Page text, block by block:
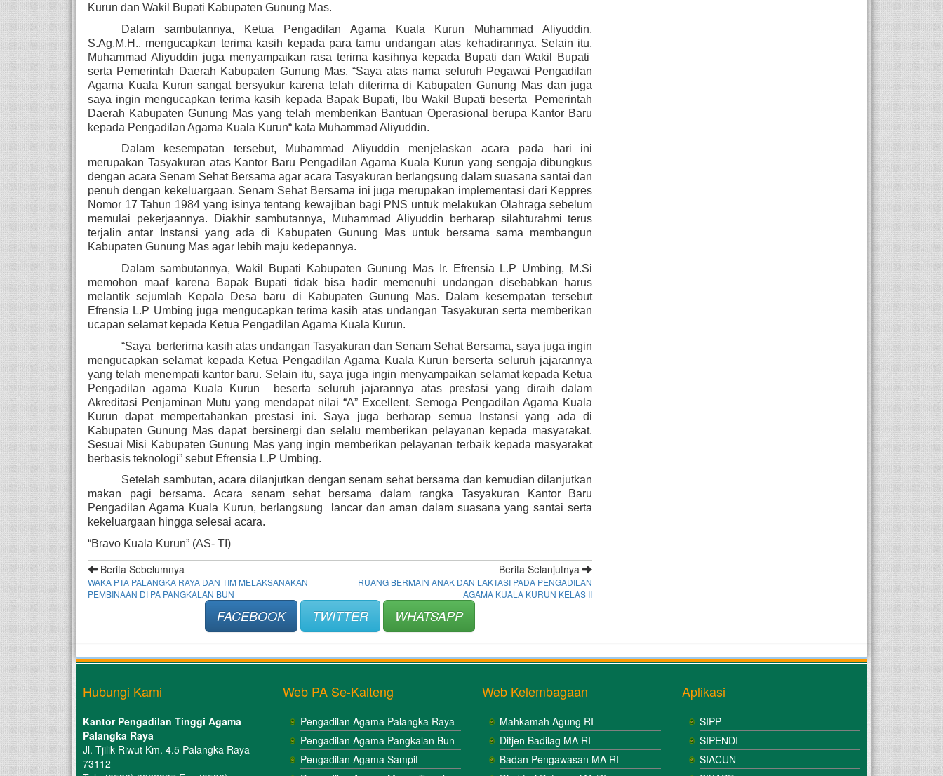
Kurun dan Wakil Bupati Kabupaten Gunung Mas.
Dalam sambutannya, Ketua Pengadilan Agama Kuala Kurun Muhammad Aliyuddin,
S.Ag,M.H., mengucapkan terima kasih kepada para tamu undangan atas kehadirannya. Selain itu,
Muhammad Aliyuddin juga menyampaikan rasa terima kasihnya kepada Bupati dan Wakil Bupati
serta Pemerintah Daerah Kabupaten Gunung Mas. “Saya atas nama seluruh Pegawai Pengadilan
Agama Kuala Kurun sangat bersyukur karena telah diterima di Kabupaten Gunung Mas dan juga
saya ingin mengucapkan terima kasih kepada Bapak Bupati, Ibu Wakil Bupati beserta  Pemerintah
Daerah Kabupaten Gunung Mas yang telah memberikan Bantuan Operasional berupa Kantor Baru
kepada Pengadilan Agama Kuala Kurun“ kata Muhammad Aliyuddin.
Dalam kesempatan tersebut, Muhammad Aliyuddin menjelaskan acara pada hari ini
merupakan Tasyakuran atas Kantor Baru Pengadilan Agama Kuala Kurun yang sengaja dibungkus
dengan acara Senam Sehat Bersama agar acara Tasyakuran berlangsung dalam suasana santai dan
penuh dengan kekeluargaan. Senam Sehat Bersama ini juga merupakan implementasi dari Keppres
Nomor 17 Tahun 1984 yang isinya tentang kewajiban bagi PNS untuk melakukan Olahraga sebelum
memulai pekerjaannya. Diakhir sambutannya, Muhammad Aliyuddin berharap silahturahmi terus
terjalin antar Instansi yang ada di Kabupaten Gunung Mas untuk bersama sama membangun
Kabupaten Gunung Mas agar lebih maju kedepannya.
Dalam sambutannya, Wakil Bupati Kabupaten Gunung Mas Ir. Efrensia L.P Umbing, M.Si
memohon maaf karena Bapak Bupati tidak bisa hadir memenuhi undangan disebabkan harus
melantik sejumlah Kepala Desa baru di Kabupaten Gunung Mas. Dalam kesempatan tersebut
Efrensia L.P Umbing juga mengucapkan terima kasih atas undangan Tasyakuran serta memberikan
ucapan selamat kepada Ketua Pengadilan Agama Kuala Kurun.
“Saya  berterima kasih atas undangan Tasyakuran dan Senam Sehat Bersama, saya juga ingin
mengucapkan selamat kepada Ketua Pengadilan Agama Kuala Kurun berserta seluruh jajarannya
yang telah menempati kantor baru. Selain itu, saya juga ingin menyampaikan selamat kepada Ketua
Pengadilan agama Kuala Kurun  beserta seluruh jajarannya atas prestasi yang diraih dalam
Akreditasi Penjaminan Mutu yang mendapat nilai “A” Excellent. Semoga Pengadilan Agama Kuala
Kurun dapat mempertahankan prestasi ini. Saya juga berharap semua Instansi yang ada di
Kabupaten Gunung Mas dapat bersinergi dan selalu memberikan pelayanan kepada masyarakat.
Sesuai Misi Kabupaten Gunung Mas yang ingin memberikan pelayanan terbaik kepada masyarakat
berbasis teknologi” sebut Efrensia L.P Umbing.
Setelah sambutan, acara dilanjutkan dengan senam sehat bersama dan kemudian dilanjutkan
makan pagi bersama. Acara senam sehat bersama dalam rangka Tasyakuran Kantor Baru
Pengadilan Agama Kuala Kurun, berlangsung  lancar dan aman dalam suasana yang santai serta
kekeluargaan hingga selesai acara.
“Bravo Kuala Kurun” (AS- TI)
Berita Sebelumnya
WAKA PTA PALANGKA RAYA DAN TIM MELAKSANAKAN
PEMBINAAN DI PA PANGKALAN BUN
Berita Selanjutnya
RUANG BERMAIN ANAK DAN LAKTASI PADA PENGADILAN
AGAMA KUALA KURUN KELAS II
FACEBOOK TWITTER WHATSAPP
Hubungi Kami
Kantor Pengadilan Tinggi Agama
Palangka Raya
Jl. Tjilik Riwut Km. 4.5 Palangka Raya
73112
Web PA Se-Kalteng
Pengadilan Agama Palangka Raya
Pengadilan Agama Pangkalan Bun
Pengadilan Agama Sampit
Web Kelembagaan
Mahkamah Agung RI
Ditjen Badilag MA RI
Badan Pengawasan MA RI
Aplikasi
SIPP
SIPENDI
SIACUN